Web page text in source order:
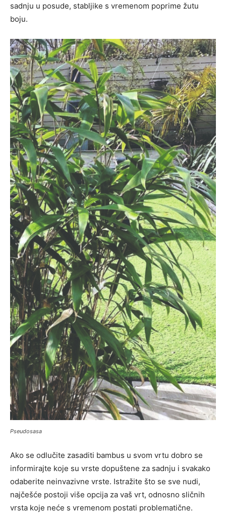
sadnju u posude, stabljike s vremenom poprime žutu
boju.
Pseudosasa
Ako se odlučite zasaditi bambus u svom vrtu dobro se
informirajte koje su vrste dopuštene za sadnju i svakako
odaberite neinvazivne vrste. Istražite što se sve nudi,
najčešće postoji više opcija za vaš vrt, odnosno sličnih
vrsta koje neće s vremenom postati problematične.